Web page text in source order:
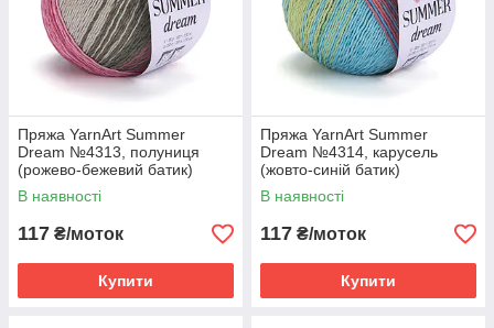
Пряжа YarnArt Summer
Dream №4313, полуниця
(рожево-бежевий батик)
В наявності
117 ₴/моток
Купити
Пряжа YarnArt Summer
Dream №4314, карусель
(жовто-синій батик)
В наявності
117 ₴/моток
Купити